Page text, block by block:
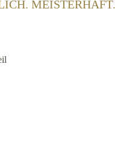
MEISTERHAFT.